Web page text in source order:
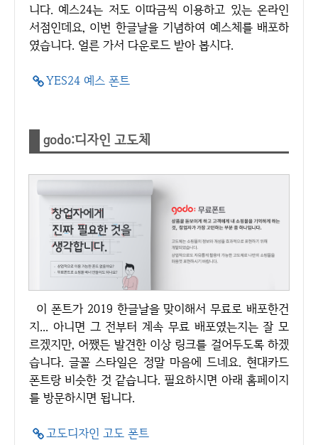
니다. 예스24는 저도 이따금씩 이용하고 있는 온라인
서점인데요, 이번 한글날을 기념하여 예스체를 배포하
였습니다. 얼른 가서 다운로드 받아 봅시다.
YES24 예스 폰트
godo:디자인 고도체
이 폰트가 2019 한글날을 맞이해서 무료로 배포한건
지... 아니면 그 전부터 계속 무료 배포였는지는 잘 모
르겠지만, 어쨌든 발견한 이상 링크를 걸어두도록 하겠
습니다. 글꼴 스타일은 정말 마음에 드네요. 현대카드
폰트랑 비슷한 것 같습니다. 필요하시면 아래 홈페이지
를 방문하시면 됩니다.
고도디자인 고도 폰트